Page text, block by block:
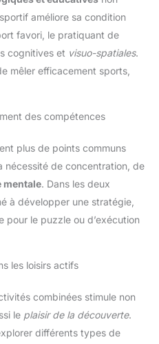
améliore sa condition
favori, le pratiquant de
cognitives et visuo-spatiales.
mêler efficacement sports,
des compétences
plus de points communs
nécessité de concentration, de
mentale. Dans les deux
à développer une stratégie,
pour le puzzle ou d’exécution
les loisirs actifs
combinées stimule non
le plaisir de la découverte.
différents types de